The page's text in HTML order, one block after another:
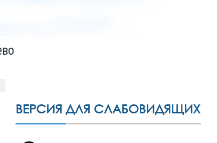
ВЕРСИЯ ДЛЯ СЛАБОВИДЯЩИХ